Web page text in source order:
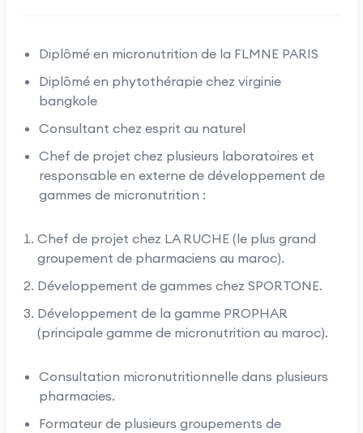
Diplômé en micronutrition de la FLMNE PARIS
Diplômé en phytothérapie chez virginie
bangkole
Consultant chez esprit au naturel
Chef de projet chez plusieurs laboratoires et
responsable en externe de développement de
gammes de micronutrition :
Chef de projet chez LA RUCHE (le plus grand
groupement de pharmaciens au maroc).
Développement de gammes chez SPORTONE.
Développement de la gamme PROPHAR
(principale gamme de micronutrition au maroc).
Consultation micronutritionnelle dans plusieurs
pharmacies.
Formateur de plusieurs groupements de